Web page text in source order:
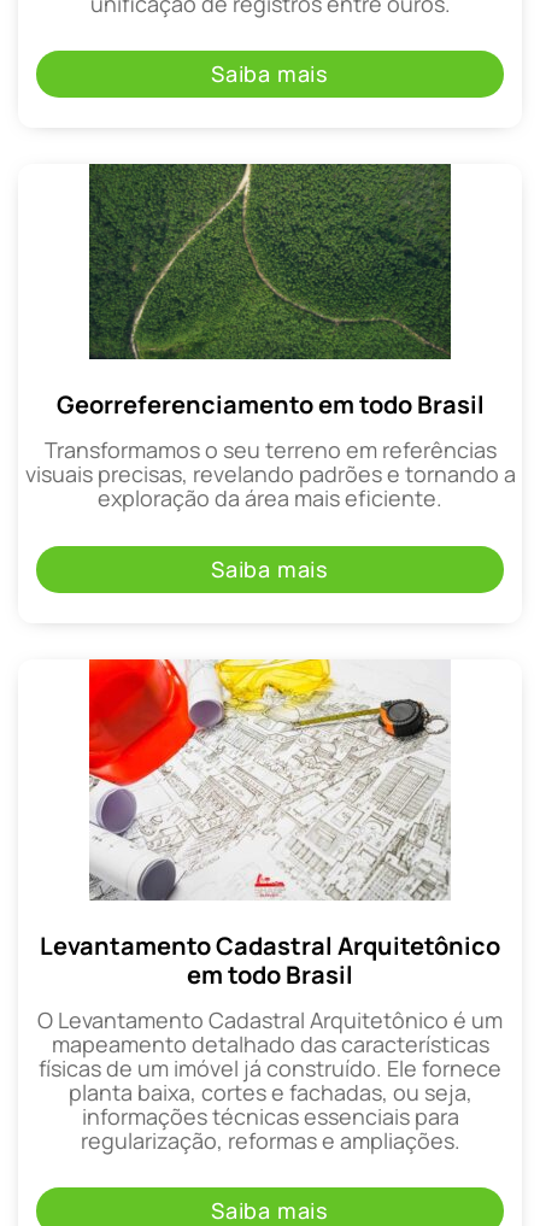
Saiba mais
Georreferenciamento em todo Brasil
Transformamos o seu terreno em referências
visuais precisas, revelando padrões e tornando a
exploração da área mais eficiente.
Saiba mais
Levantamento Cadastral Arquitetônico
em todo Brasil
O Levantamento Cadastral Arquitetônico é um
mapeamento detalhado das características
físicas de um imóvel já construído. Ele fornece
planta baixa, cortes e fachadas, ou seja,
informações técnicas essenciais para
regularização, reformas e ampliações.
Saiba mais